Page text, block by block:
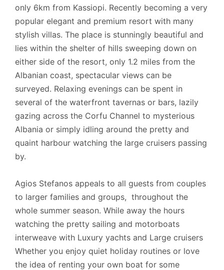
complete la limpieza.
Información adicional
Tarjetas aceptadas: Visa, MasterCard.
Licencia de alquiler local: MHTE:
0829K91000612900.
only 6km from Kassiopi. Recently becoming a very
popular elegant and premium resort with many
stylish villas. The place is stunningly beautiful and
lies within the shelter of hills sweeping down on
either side of the resort, only 1.2 miles from the
Albanian coast, spectacular views can be
surveyed. Relaxing evenings can be spent in
several of the waterfront tavernas or bars, lazily
gazing across the Corfu Channel to mysterious
Albania or simply idling around the pretty and
quaint harbour watching the large cruisers passing
by.
Agios Stefanos appeals to all guests from couples
to larger families and groups, throughout the
whole summer season. While away the hours
watching the pretty sailing and motorboats
interweave with Luxury yachts and Large cruisers
Whether you enjoy quiet holiday routines or love
the idea of renting your own boat for some